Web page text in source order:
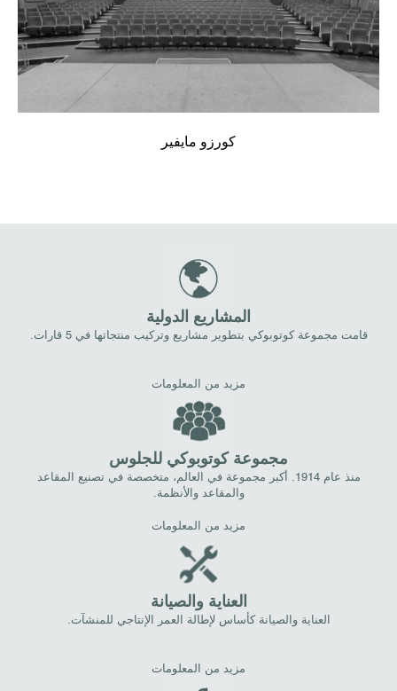
كورزو مايفير
المشاريع الدولية
قامت مجموعة كوتوبوكي بتطوير مشاريع وتركيب منتجاتها في 5 قارات.
مزيد من المعلومات
مجموعة كوتوبوكي للجلوس
منذ عام 1914. أكبر مجموعة في العالم، متخصصة في تصنيع المقاعد
والمقاعد والأنظمة.
مزيد من المعلومات
العناية والصيانة
العناية والصيانة كأساس لإطالة العمر الإنتاجي للمنشآت.
مزيد من المعلومات